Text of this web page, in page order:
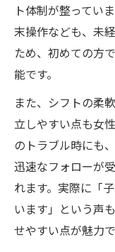
ト体制が整ってい
末操作なども、未
ため、初めての方
能です。
また、シフトの柔
立しやすい点も女
のトラブル時にも
迅速なフォローが
れます。実際に「
います」という声
せやすい点が魅力で